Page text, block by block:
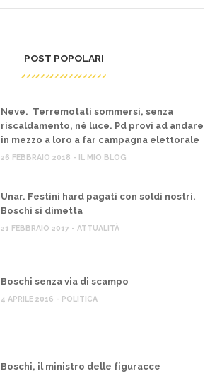
POST POPOLARI
Neve. Terremotati sommersi, senza
riscaldamento, né luce. Pd provi ad andare
in mezzo a loro a far campagna elettorale
26 FEBBRAIO 2018 - IL MIO BLOG
Unar. Festini hard pagati con soldi nostri.
Boschi si dimetta
21 FEBBRAIO 2017 - ATTUALITÀ
Boschi senza via di scampo
4 APRILE 2016 - POLITICA
Boschi, il ministro delle figuracce